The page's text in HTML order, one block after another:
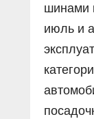
шинами
июль и